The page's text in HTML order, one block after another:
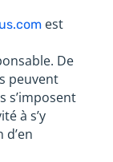
est
De
peuvent
s’imposent
à s’y